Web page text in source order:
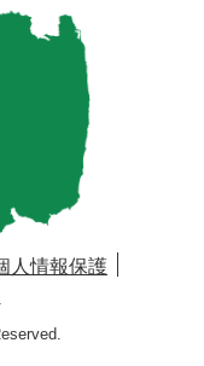
人情報保護